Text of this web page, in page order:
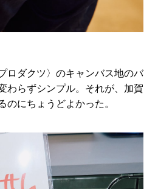
ロダクツ〉のキャンバス地のバ
わらずシンプル。それが、加賀
のにちょうどよかった。